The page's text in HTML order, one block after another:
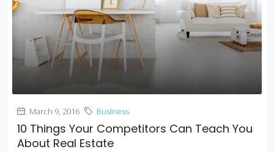
March 9, 2016 Business
10 Things Your Competitors Can Teach You
About Real Estate